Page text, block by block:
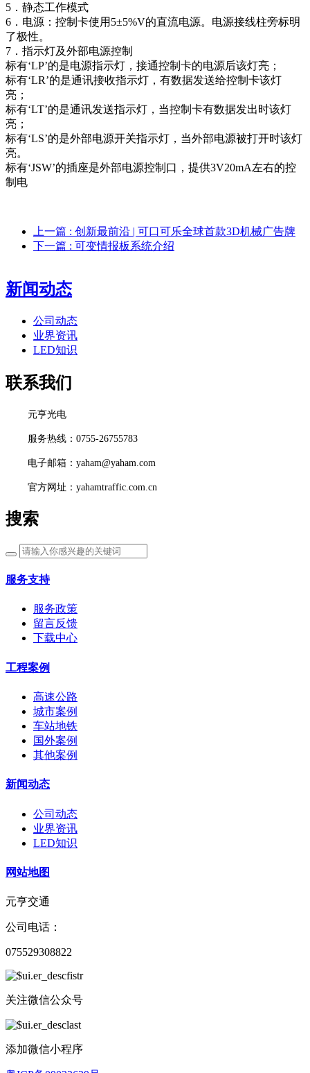
5．静态工作模式
6．电源：控制卡使用5±5%V的直流电源。电源接线柱旁标明
了极性。
7．指示灯及外部电源控制
标有‘LP’的是电源指示灯，接通控制卡的电源后该灯亮；
标有‘LR’的是通讯接收指示灯，有数据发送给控制卡该灯
亮；
标有‘LT’的是通讯发送指示灯，当控制卡有数据发出时该灯
亮；
标有‘LS’的是外部电源开关指示灯，当外部电源被打开时该灯
亮。
标有‘JSW’的插座是外部电源控制口，提供3V20mA左右的控
制电
上一篇 : 创新最前沿 | 可口可乐全球首款3D机械广告牌
下一篇 : 可变情报板系统介绍
新闻动态
公司动态
业界资讯
LED知识
联系我们
元亨光电
服务热线：0755-26755783
电子邮箱：yaham@yaham.com
官方网址：yahamtraffic.com.cn
搜索
服务支持
服务政策
留言反馈
下载中心
工程案例
高速公路
城市案例
车站地铁
国外案例
其他案例
新闻动态
公司动态
业界资讯
LED知识
网站地图
元亨交通
公司电话：
075529308822
关注微信公众号
添加微信小程序